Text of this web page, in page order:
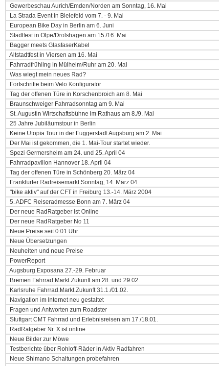
Gewerbeschau Aurich/Emden/Norden am Sonntag, 16. Mai
La Strada Event in Bielefeld vom 7. - 9. Mai
European Bike Day in Berlin am 6. Juni
Stadtfest in Olpe/Drolshagen am 15./16. Mai
Bagger meets GlasfaserKabel
Altstadtfest in Viersen am 16. Mai
Fahrradfrühling in Mülheim/Ruhr am 20. Mai
Was wiegt mein neues Rad?
Fortschritte beim Velo Konfigurator
Tag der offenen Türe in Korschenbroich am 8. Mai
Braunschweiger Fahrradsonntag am 9. Mai
St. Augustin Wirtschaftsbühne im Rathaus am 8./9. Mai
25 Jahre Jubiläumstour in Berlin
Keine Utopia Tour in der Fuggerstadt Augsburg am 2. Mai
Der Mai ist gekommen, die 1. Mai-Tour startet wieder.
Spezi Germersheim am 24. und 25. April 04
Fahrradpavillon Hannover 18. April 04
Tag der offenen Türe in Schönberg 20. März 04
Frankfurter Radreisemarkt Sonntag, 14. März 04
"bike aktiv" auf der CFT in Freiburg 13.-14. März 2004
5. ADFC Reiseradmesse Bonn am 7. März 04
Der neue RadRatgeber ist Online
Der neue RadRatgeber No 11
Neue Preise seit 0:01 Uhr
Neue Übersetzungen
Neuheiten und neue Preise
PowerReport
Augsburg Exposana 27.-29. Februar
Bremen Fahrrad.Markt.Zukunft am 28. und 29.02.
Karlsruhe Fahrrad.Markt.Zukunft 31.1./01.02.
Navigation im Internet neu gestaltet
Fragen und Antworten zum Roadster
Stuttgart CMT Fahrrad und Erlebnisreisen am 17./18.01.
RadRatgeber Nr. X ist online
Neue Bilder zur Möwe
Testberichte über Rohloff-Räder in Aktiv Radfahren
Neue Shimano Schaltungen probefahren